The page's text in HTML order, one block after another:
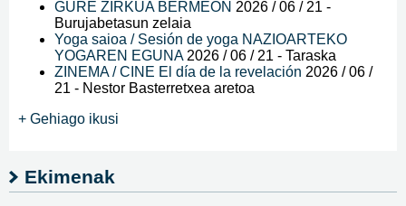
GURE ZIRKUA BERMEON 2026 / 06 / 21 -
Burujabetasun zelaia
Yoga saioa / Sesión de yoga NAZIOARTEKO
YOGAREN EGUNA 2026 / 06 / 21 - Taraska
ZINEMA / CINE El día de la revelación 2026 / 06 /
21 - Nestor Basterretxea aretoa
+ Gehiago ikusi
Ekimenak